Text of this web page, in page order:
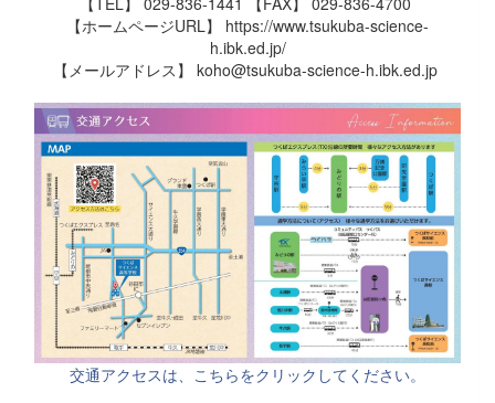
【ホームページURL】 https://www.tsukuba-science-
h.ibk.ed.jp/
【メールアドレス】 koho@tsukuba-science-h.ibk.ed.jp
交通アクセスは、こちらをクリックしてください。